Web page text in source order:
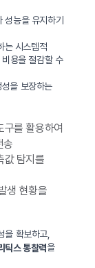
능을 유지하기
는 시스템적
용을 절감할 수
을 보장하는
를 활용하여
송
값 탐지를
생 현황을
을 확보하고,
틱스 통찰력을